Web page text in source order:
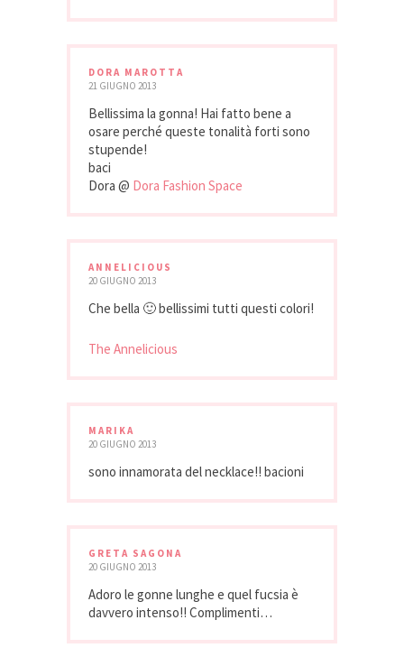
DORA MAROTTA
21 GIUGNO 2013
Bellissima la gonna! Hai fatto bene a
osare perché queste tonalità forti sono
stupende!
baci
Dora @ Dora Fashion Space
ANNELICIOUS
20 GIUGNO 2013
Che bella 🙂 bellissimi tutti questi colori!
The Annelicious
MARIKA
20 GIUGNO 2013
sono innamorata del necklace!! bacioni
GRETA SAGONA
20 GIUGNO 2013
Adoro le gonne lunghe e quel fucsia è
davvero intenso!! Complimenti…